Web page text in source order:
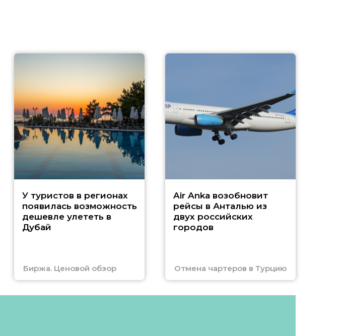
У туристов в регионах
появилась возможность
дешевле улететь в
Дубай
Биржа. Ценовой обзор
Air Anka возобновит
рейсы в Анталью из
двух российских
городов
Отмена чартеров в Турцию